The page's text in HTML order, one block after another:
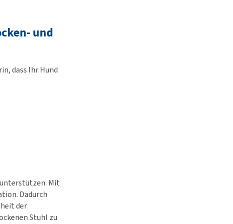
und
dass Ihr Hund
Mit
Dadurch
der
Stuhl zu